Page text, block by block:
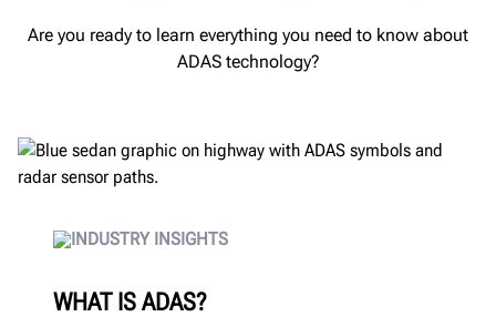
Are you ready to learn everything you need to know about
ADAS technology?
INDUSTRY INSIGHTS
WHAT IS ADAS?